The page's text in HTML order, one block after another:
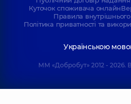
Куточок споживача онлайн
Правила
Політика приватності та
Українською
ММ «Добробут» 2012 - 2026.